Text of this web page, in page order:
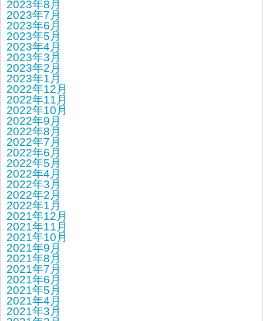
2023年8月
2023年7月
2023年6月
2023年5月
2023年4月
2023年3月
2023年2月
2023年1月
2022年12月
2022年11月
2022年10月
2022年9月
2022年8月
2022年7月
2022年6月
2022年5月
2022年4月
2022年3月
2022年2月
2022年1月
2021年12月
2021年11月
2021年10月
2021年9月
2021年8月
2021年7月
2021年6月
2021年5月
2021年4月
2021年3月